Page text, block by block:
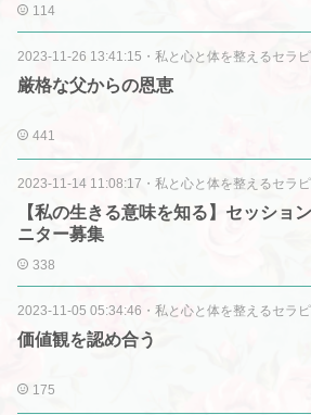
114
2023-11-26 13:41:15 ・ 私と心と体を整えるセラ
厳格な父からの恩恵
441
2023-11-14 11:08:17 ・ 私と心と体を整えるセラ
【私の生きる意味を知る】セッショ
ニター募集
338
2023-11-05 05:34:46 ・ 私と心と体を整えるセラ
価値観を認め合う
175